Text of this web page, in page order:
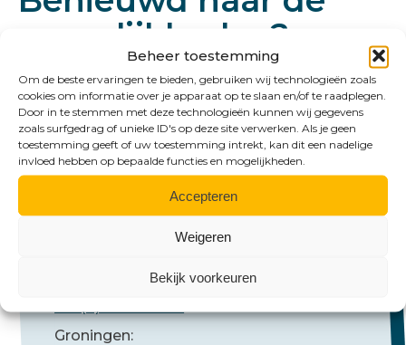
Beheer toestemming
Om de beste ervaringen te bieden, gebruiken wij technologieën zoals
cookies om informatie over je apparaat op te slaan en/of te raadplegen.
Door in te stemmen met deze technologieën kunnen wij gegevens
zoals surfgedrag of unieke ID's op deze site verwerken. Als je geen
toestemming geeft of uw toestemming intrekt, kan dit een nadelige
invloed hebben op bepaalde functies en mogelijkheden.
Accepteren
Weigeren
Bekijk voorkeuren
mogelijkheden?
Groningen: